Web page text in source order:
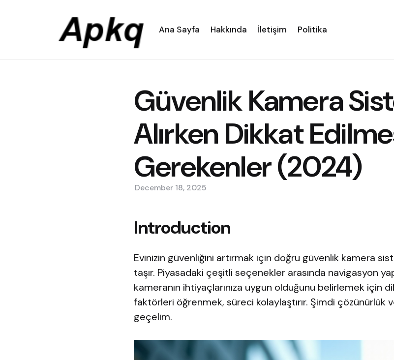
Ana Sayfa Hakkında İletişim Politika
Güvenlik Kamera
Alırken Dikkat
Gerekenler (2024)
December 18, 2025
Introduction
Evinizin güvenliğini artırmak için doğru güvenlik kamera
taşır. Piyasadaki çeşitli seçenekler arasında navigasyon
kameranın ihtiyaçlarınıza uygun olduğunu belirlemek için
faktörleri öğrenmek, süreci kolaylaştırır. Şimdi çözünürlük
geçelim.